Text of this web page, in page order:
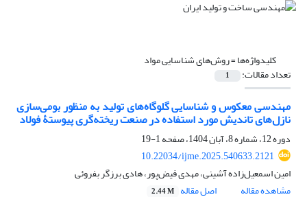
کلیدواژه‌ها =روش‌های شناسایی مواد
تعداد مقالات: 1
مهندسی معکوس و شناسایی گلوگاه‌های تولید به منظور بومی‌سازی
نازل‌های تاندیش مورد استفاده در صنعت ریخته‌گری پیوستۀ فولاد
دوره 12، شماره 8، آبان 1404، صفحه
1-19
10.22034/ijme.2025.540633.2121
امین اسمعیل‌زاده آشینی، مهدی فیض‌پور، هادی برزگر بفروئی
مشاهده مقاله
اصل مقاله 2.44 M